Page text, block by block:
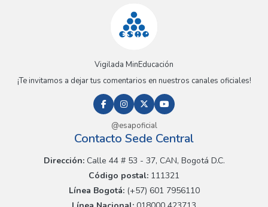
Vigilada MinEducación
¡Te invitamos a dejar tus comentarios en nuestros canales oficiales!
@esapoficial
Contacto Sede Central
Dirección:Calle 44 # 53 - 37, CAN, Bogotá D.C.
Código postal: 111321
Línea Bogotá:(+57) 601 7956110